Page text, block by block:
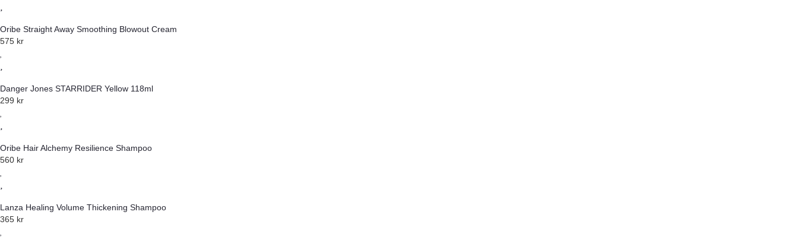
Oribe Straight Away Smoothing Blowout Cream
575 kr
Danger Jones STARRIDER Yellow 118ml
299 kr
Oribe Hair Alchemy Resilience Shampoo
560 kr
Lanza Healing Volume Thickening Shampoo
365 kr